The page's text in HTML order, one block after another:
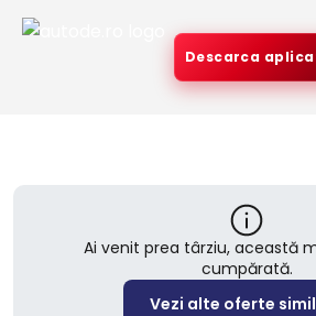
Descarca
Ai venit prea târziu, această
cumpărată.
Vezi alte oferte